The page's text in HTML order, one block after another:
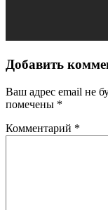
Добавить
Ваш адрес email не
помечены *
Комментарий *